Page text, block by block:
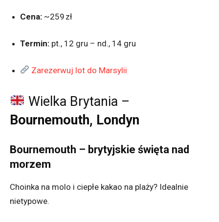
Cena: ~259 zł
Termin: pt., 12 gru – nd., 14 gru
Zarezerwuj lot do Marsylii
Wielka Brytania –
Bournemouth, Londyn
Bournemouth – brytyjskie święta nad
morzem
Choinka na molo i ciepłe kakao na plaży? Idealnie
nietypowe.